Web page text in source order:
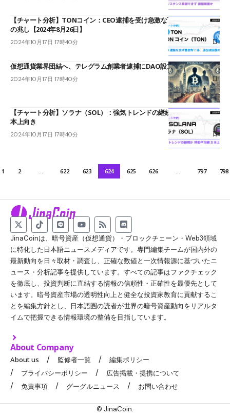
【チャート分析】TONコイン：CEO逮捕を受け急激な下落、現在は回復
の兆し【2024年8月26日】
2024年10月17日 17時40分
仮想通貨業界団結へ、テレグラム創業者逮捕にDAO設立の動き
2024年10月17日 17時40分
【チャート分析】ソラナ（SOL）：強気トレンドの継続か 移動平均線3
本上向き
2024年10月17日 17時40分
1 2 622 623 624 625 626 797 798
JinaCoinは、暗号資産（仮想通貨）・ブロックチェーン・Web3領域
に特化した日本語ニュースメディアです。専門編集チームが国内外の
最新動向を日々取材・調査し、正確な数値と一次情報源に基づいたニ
ュース・分析記事を提供しています。すべての記事はファクチェック
を徹底し、投資判断に直結する情報の信頼性・正確性を最優先として
います。暗号資産市場の透明性向上と健全な投資家教育に貢献するこ
とを編集方針とし、日本語圏の読者が世界の暗号資産動向をリアルタ
イムで把握できる情報環境の整備を目指しています。
About Company
About us 監修者一覧
編集ポリシー
プライバシーポリシー
広告掲載・提携について
免責事項
グーグルニュース お問い合わせ
© JinaCoin.